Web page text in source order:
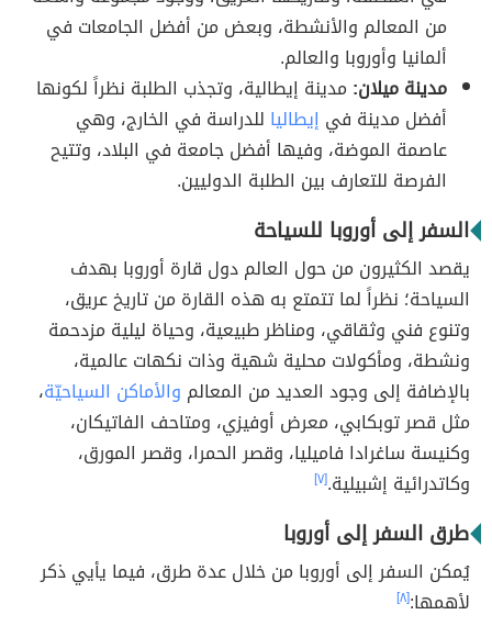
من المعالم والأنشطة، وبعض من أفضل الجامعات في
ألمانيا وأوروبا والعالم.
مدينة ميلان: مدينة إيطالية، وتجذب الطلبة نظراً لكونها
أفضل مدينة في إيطاليا للدراسة في الخارج، وهي
عاصمة الموضة، وفيها أفضل جامعة في البلاد، وتتيح
الفرصة للتعارف بين الطلبة الدوليين.
السفر إلى أوروبا للسياحة
يقصد الكثيرون من حول العالم دول قارة أوروبا بهدف
السياحة؛ نظراً لما تتمتع به هذه القارة من تاريخ عريق،
وتنوع فني وثقاقي، ومناظر طبيعية، وحياة ليلية مزدحمة
ونشطة، ومأكولات محلية شهية وذات نكهات عالمية،
بالإضافة إلى وجود العديد من المعالم والأماكن السياحيّة،
مثل قصر توبكابي، معرض أوفيزي، ومتاحف الفاتيكان،
وكنيسة ساغرادا فاميليا، وقصر الحمرا، وقصر المورق،
وكاتدرائية إشبيلية.[٧]
طرق السفر إلى أوروبا
يُمكن السفر إلى أوروبا من خلال عدة طرق، فيما يأيي ذكر
لأهمها:[٨]